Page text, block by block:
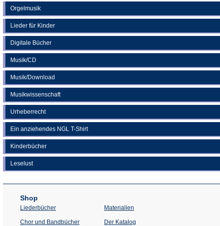
Orgelmusik
Lieder für Kinder
Digitale Bücher
Musik/CD
Musik/Download
Musikwissenschaft
Urheberrecht
Ein anziehendes NGL T-Shirt
Kinderbücher
Leselust
Shop
Liederbücher
Chor und Bandbücher
Materialien
Der Katalog